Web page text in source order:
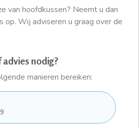
van hoofdkussen? Neemt u dan
op. Wij adviseren u graag over de
nodig?
manieren bereiken: